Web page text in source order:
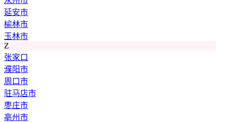
延安市
榆林市
玉林市
Z
张家口
濮阳市
周口市
驻马店市
枣庄市
亳州市